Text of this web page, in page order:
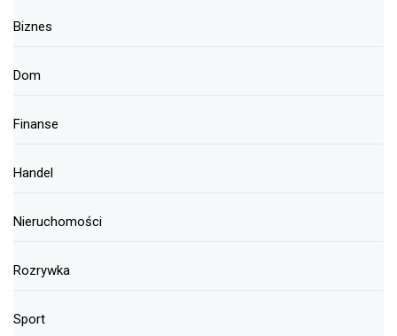
Biznes
Dom
Finanse
Handel
Nieruchomości
Rozrywka
Sport